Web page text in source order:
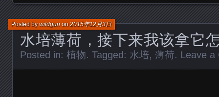
水培薄荷，接下来我该拿它
Posted bywildgunon2015年12月3日
Posted in: 植物. Tagged: 水培, 薄荷. Leave a